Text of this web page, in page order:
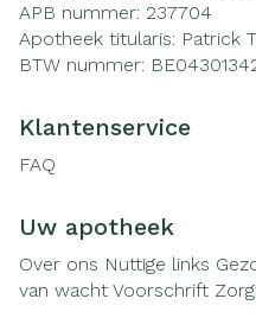
APB nummer: 237704
Apotheek titularis: Patrick
BTW nummer:
Klantenservice
FAQ
Uw apotheek
Over ons Nuttige links
van wacht Voorschrift